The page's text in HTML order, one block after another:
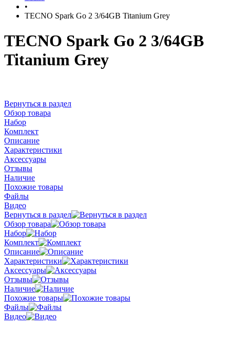
•
TECNO Spark Go 2 3/64GB Titanium Grey
TECNO Spark Go 2 3/64GB
Titanium Grey
Вернуться в раздел
Обзор товара
Набор
Комплект
Описание
Характеристики
Аксессуары
Отзывы
Наличие
Похожие товары
Файлы
Видео
Вернуться в раздел
Обзор товара
Набор
Комплект
Описание
Характеристики
Аксессуары
Отзывы
Наличие
Похожие товары
Файлы
Видео